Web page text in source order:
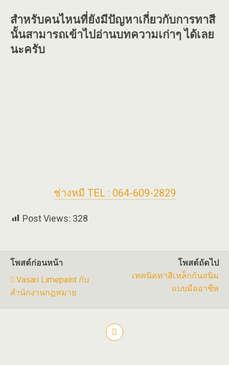
สำหรับคนไหนที่ยังมีปัญหาเกี่ยวกับการทาสี
นั้นสามารถเข้าไปอ่านบทความเก่าๆ ได้เลย
นะครับ
ช่างหมี TEL : 064-609-2829
Post Views: 328
โพสต์ก่อนหน้า
Vasari Limepaint กับ
สำนักงานกฎหมาย
โพสต์ถัดไป
เทคนิคทาสีเหล็กกันสนิม
แบบมืออาชีพ